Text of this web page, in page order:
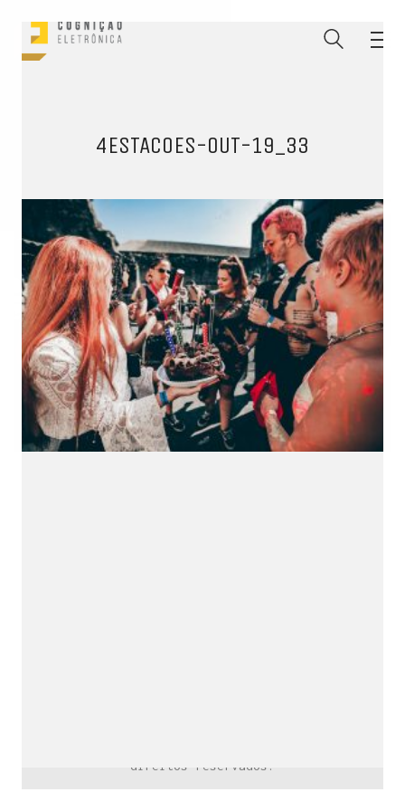
4ESTACOES-OUT-19_33
ENTRE PARA O NOSSO MEMBERS CLUB
E receba códigos promocionais para festas, free
downloads e mais.
É grátis.
direitos reservados.